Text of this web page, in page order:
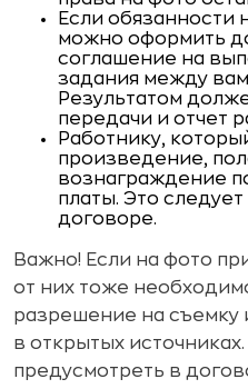
Если обязанности
можно оформить
соглашение на
задания между
Результатом
передачи и отчет
Работнику,
произведение,
вознаграждение
платы. Это
договоре.
Важно! Если на фото
от них тоже
разрешение на
в открытых
предусмотреть в